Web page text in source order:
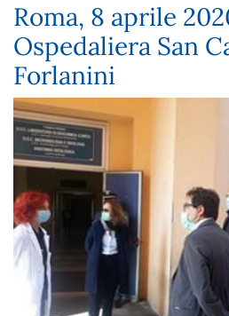
Roma, 8 aprile
Ospedaliera San
Forlanini